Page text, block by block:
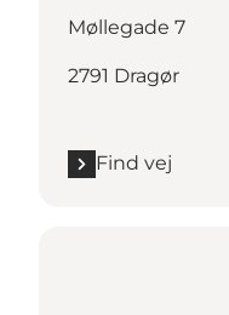
Møllegade 7
2791 Dragør
Find vej